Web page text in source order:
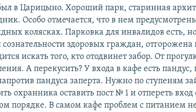
в Царицыно. Хороший парк, старинная
Особо отмечается, что в нем
колясках. Парковка для инвалидов есть,
сознательности здоровых граждан,
искать того, кто отодвинет забор. От
А перекусить? У входа в кафе есть
пандуса заперта. Нужно по ступеням
охранника оставить пост № 1 и отпереть
порядке. В самом кафе проблем с питанием